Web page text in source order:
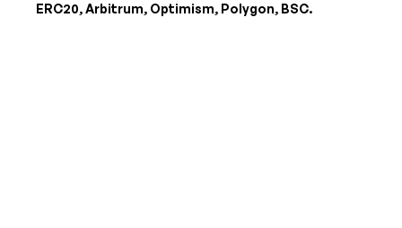
ERC20, Arbitrum, Optimism, Polygon, BSC.